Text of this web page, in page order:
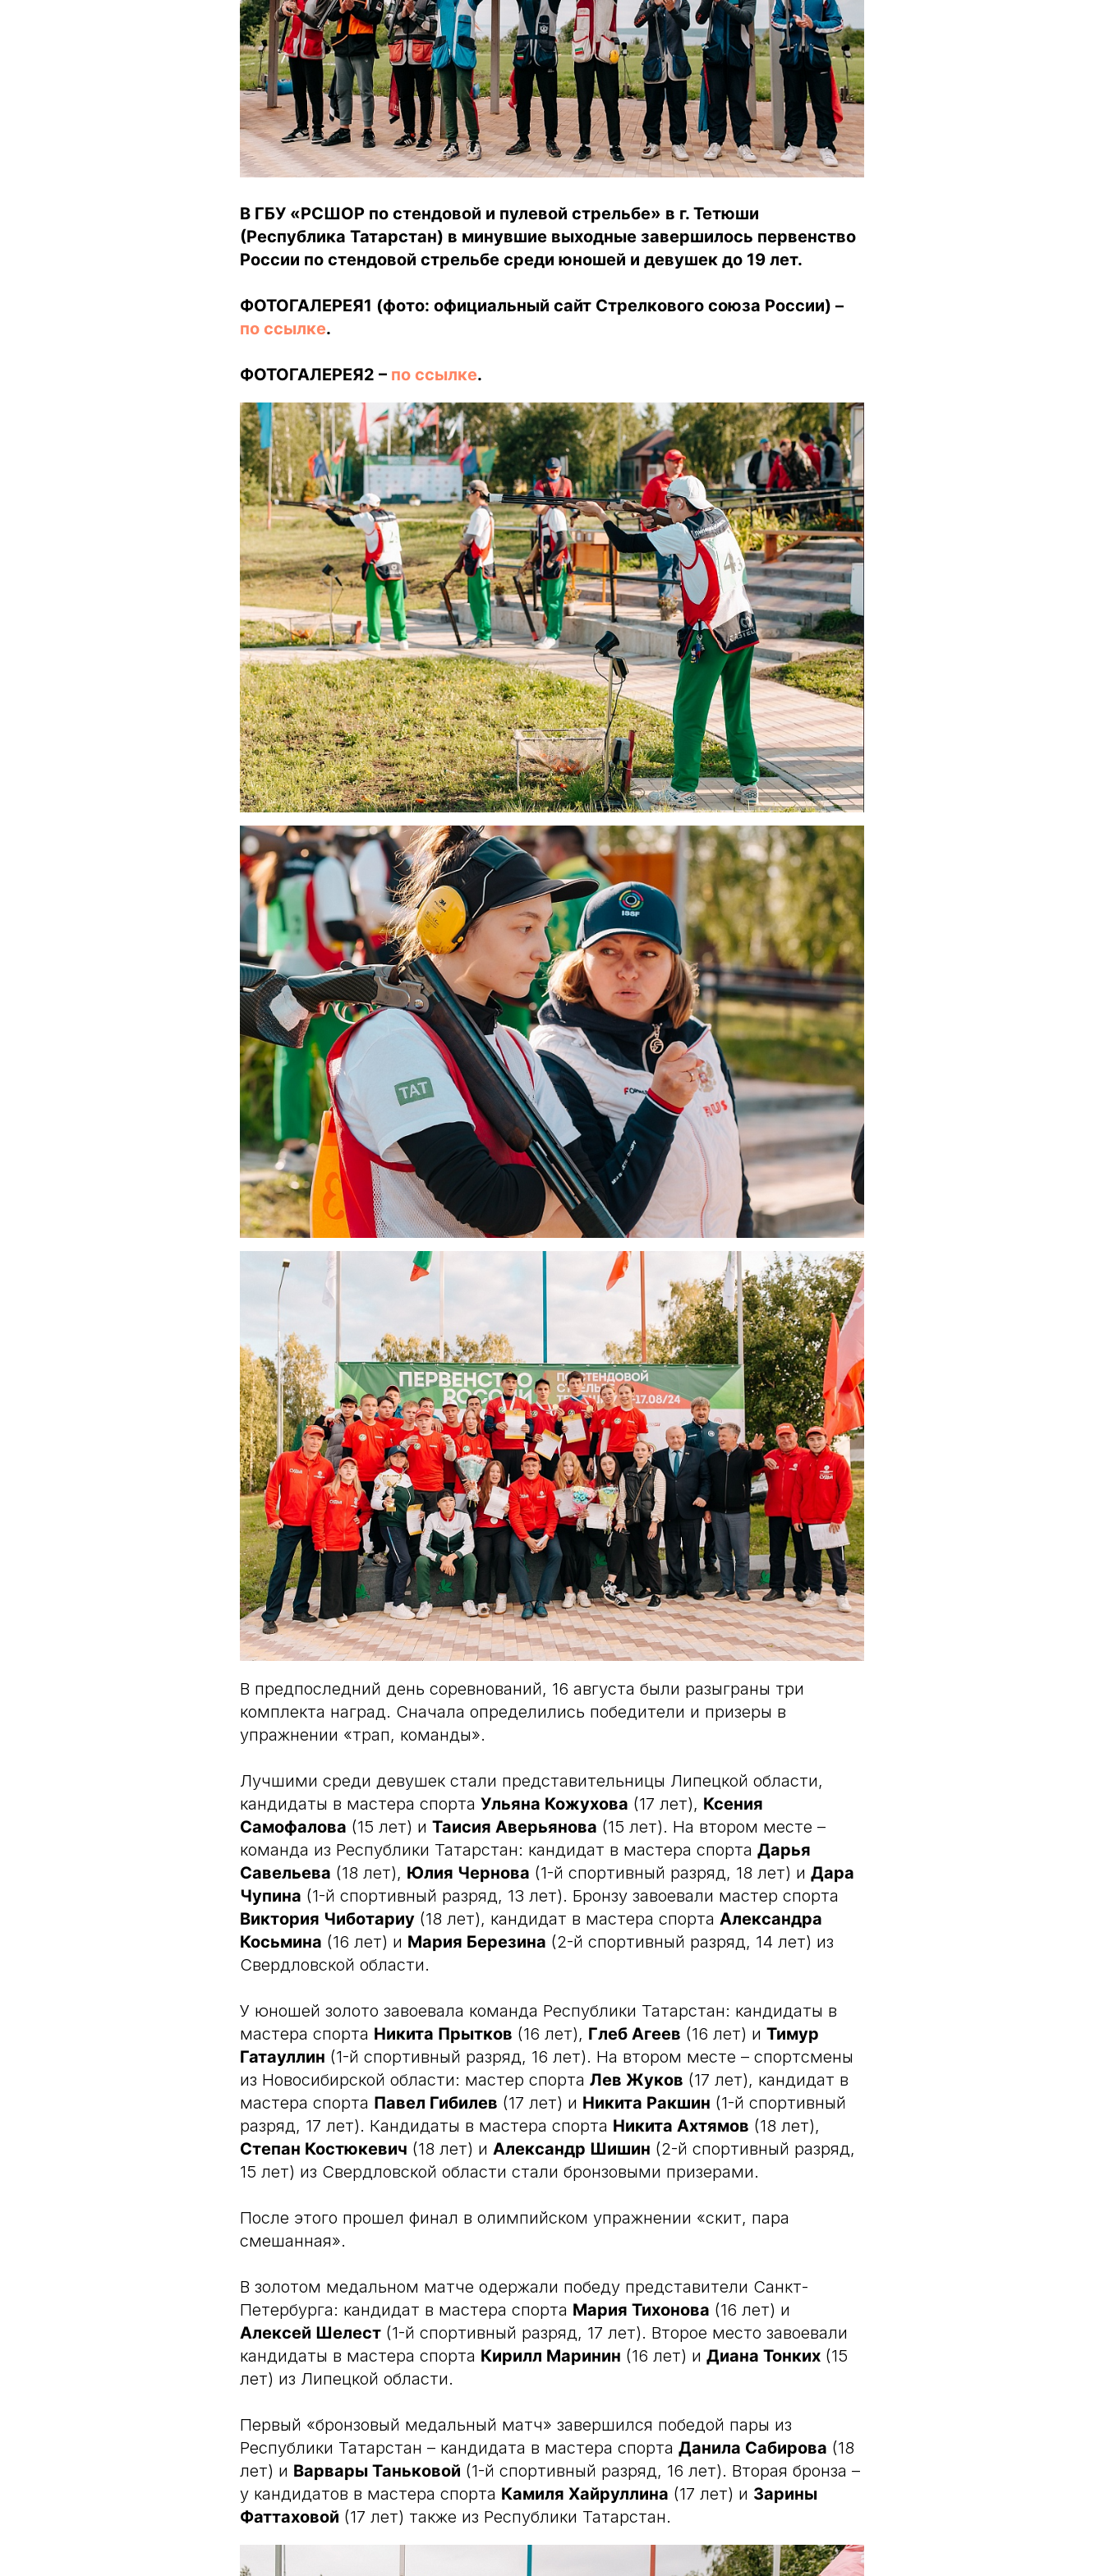
В ГБУ «РСШОР по стендовой и пулевой стрельбе» в г. Тетюши
(Республика Татарстан) в минувшие выходные завершилось первенство
России по стендовой стрельбе среди юношей и девушек до 19 лет.
ФОТОГАЛЕРЕЯ1 (фото: официальный сайт Стрелкового союза России) –
по ссылке.
ФОТОГАЛЕРЕЯ2 – по ссылке.
В предпоследний день соревнований, 16 августа были разыграны три
комплекта наград. Сначала определились победители и призеры в
упражнении «трап, команды».
Лучшими среди девушек стали представительницы Липецкой области,
кандидаты в мастера спорта Ульяна Кожухова (17 лет), Ксения
Самофалова (15 лет) и Таисия Аверьянова (15 лет). На втором месте –
команда из Республики Татарстан: кандидат в мастера спорта Дарья
Савельева (18 лет), Юлия Чернова (1-й спортивный разряд, 18 лет) и Дара
Чупина (1-й спортивный разряд, 13 лет). Бронзу завоевали мастер спорта
Виктория Чиботариу (18 лет), кандидат в мастера спорта Александра
Косьмина (16 лет) и Мария Березина (2-й спортивный разряд, 14 лет) из
Свердловской области.
У юношей золото завоевала команда Республики Татарстан: кандидаты в
мастера спорта Никита Прытков (16 лет), Глеб Агеев (16 лет) и Тимур
Гатауллин (1-й спортивный разряд, 16 лет). На втором месте – спортсмены
из Новосибирской области: мастер спорта Лев Жуков (17 лет), кандидат в
мастера спорта Павел Гибилев (17 лет) и Никита Ракшин (1-й спортивный
разряд, 17 лет). Кандидаты в мастера спорта Никита Ахтямов (18 лет),
Степан Костюкевич (18 лет) и Александр Шишин (2-й спортивный разряд,
15 лет) из Свердловской области стали бронзовыми призерами.
После этого прошел финал в олимпийском упражнении «скит, пара
смешанная».
В золотом медальном матче одержали победу представители Санкт-
Петербурга: кандидат в мастера спорта Мария Тихонова (16 лет) и
Алексей Шелест (1-й спортивный разряд, 17 лет). Второе место завоевали
кандидаты в мастера спорта Кирилл Маринин (16 лет) и Диана Тонких (15
лет) из Липецкой области.
Первый «бронзовый медальный матч» завершился победой пары из
Республики Татарстан – кандидата в мастера спорта Данила Сабирова (18
лет) и Варвары Таньковой (1-й спортивный разряд, 16 лет). Вторая бронза –
у кандидатов в мастера спорта Камиля Хайруллина (17 лет) и Зарины
Фаттаховой (17 лет) также из Республики Татарстан.